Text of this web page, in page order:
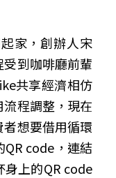
家，創辦人宋
到咖啡廳前輩
共享經濟相仿
程調整，現在
想要借用循環
QR code ，連結
身上的QR code